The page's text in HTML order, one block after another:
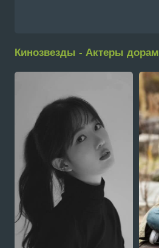
Кинозвезды - Актеры дорам